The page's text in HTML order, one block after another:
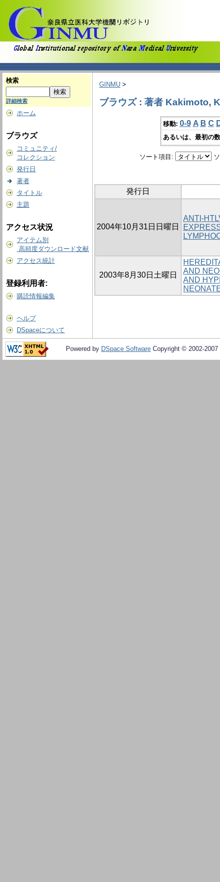
検索
詳細検索
ホーム
ブラウズ
コミュニティ/
コレクション
発行日
著者
タイトル
主題
アクセス状況
アイテム別
高頻度ダウンロード文献
アクセス統計
登録利用者:
購読情報編集
ヘルプ
DSpaceについて
GINMU >
ブラウズ : 著者 Kakimoto,
移動: 0-9 A B C
あるいは、最初の
ソート項目:
発行日
2004年10月31日日曜日
ANTI-
2003年8月30日土曜日
AND
AND
Powered by DSpace Software Copyright © 2002-2007